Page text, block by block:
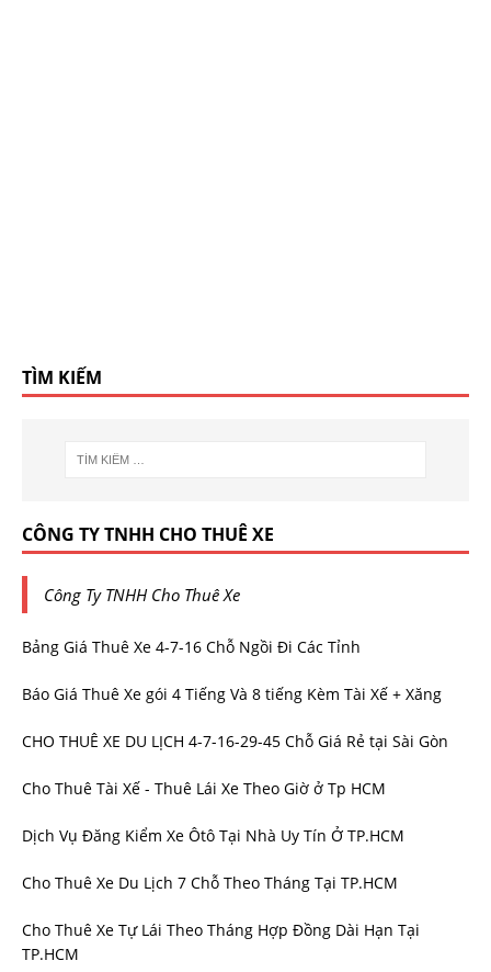
TÌM KIẾM
CÔNG TY TNHH CHO THUÊ XE
Công Ty TNHH Cho Thuê Xe
Bảng Giá Thuê Xe 4-7-16 Chỗ Ngồi Đi Các Tỉnh
Báo Giá Thuê Xe gói 4 Tiếng Và 8 tiếng Kèm Tài Xế + Xăng
CHO THUÊ XE DU LỊCH 4-7-16-29-45 Chỗ Giá Rẻ tại Sài Gòn
Cho Thuê Tài Xế - Thuê Lái Xe Theo Giờ ở Tp HCM
Dịch Vụ Đăng Kiểm Xe Ôtô Tại Nhà Uy Tín Ở TP.HCM
Cho Thuê Xe Du Lịch 7 Chỗ Theo Tháng Tại TP.HCM
Cho Thuê Xe Tự Lái Theo Tháng Hợp Đồng Dài Hạn Tại
TP.HCM